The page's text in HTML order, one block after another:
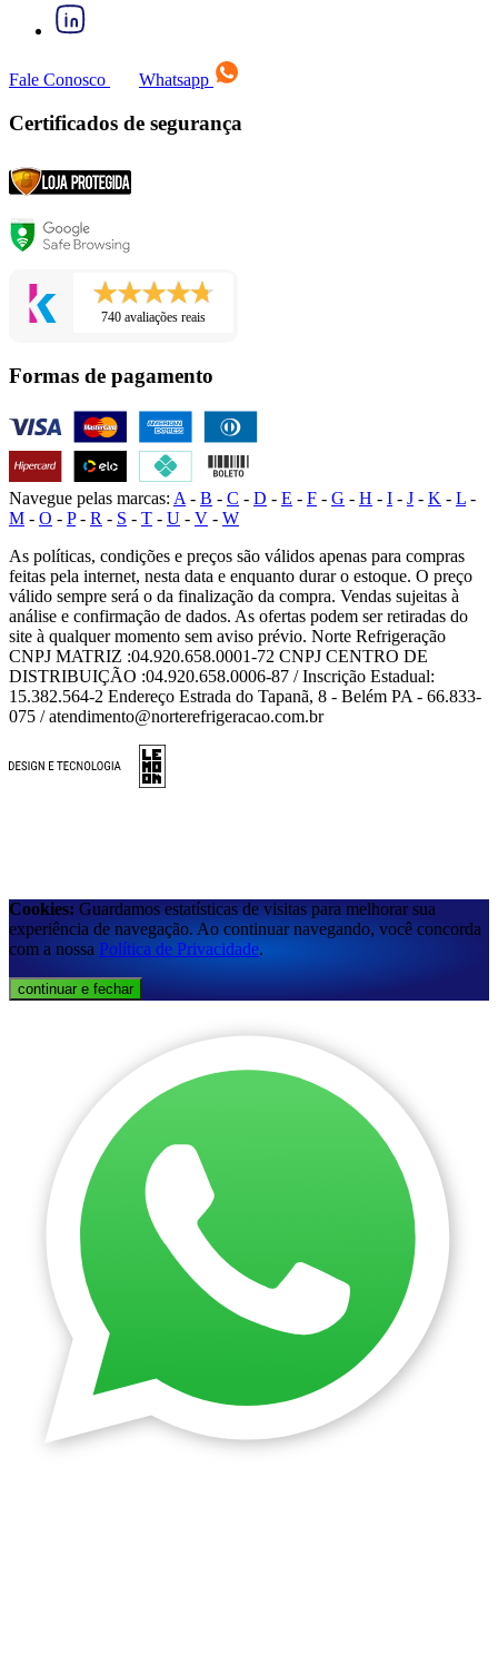
Fale Conosco Whatsapp
Certificados de segurança
740 avaliações reais
Formas de pagamento
Navegue pelas marcas: A - B - C - D - E - F - G - H - I - J - K - L -
M - O - P- R - S - T - U - V - W
As políticas, condições e preços são válidos apenas para compras
feitas pela internet, nesta data e enquanto durar o estoque. O preço
válido sempre será o da finalização da compra. Vendas sujeitas à
análise e confirmação de dados. As ofertas podem ser retiradas do
site à qualquer momento sem aviso prévio. Norte Refrigeração
CNPJ MATRIZ :04.920.658.0001-72 CNPJ CENTRO DE
DISTRIBUIÇÃO :04.920.658.0006-87 / Inscrição Estadual:
15.382.564-2 Endereço Estrada do Tapanã, 8 - Belém PA - 66.833-
075 / atendimento@norterefrigeracao.com.br
Cookies: Guardamos estatísticas de visitas para melhorar sua
experiência de navegação. Ao continuar navegando, você concorda
com a nossa Política de Privacidade.
continuar e fechar